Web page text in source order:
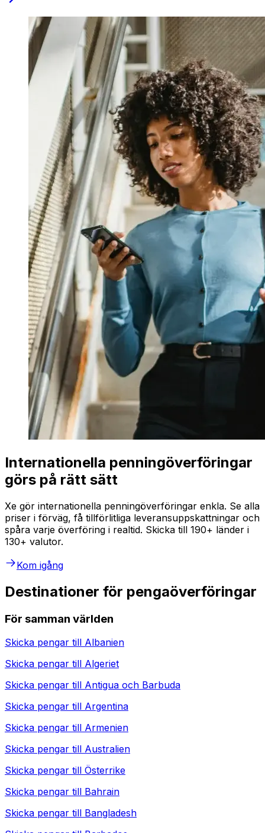
Internationella penningöverföringar
görs på rätt sätt
Xe gör internationella penningöverföringar enkla. Se alla
priser i förväg, få tillförlitliga leveransuppskattningar och
spåra varje överföring i realtid. Skicka till 190+ länder i
130+ valutor.
Kom igång
Destinationer för pengaöverföringar
För samman världen
Skicka pengar till Albanien
Skicka pengar till Algeriet
Skicka pengar till Antigua och Barbuda
Skicka pengar till Argentina
Skicka pengar till Armenien
Skicka pengar till Australien
Skicka pengar till Österrike
Skicka pengar till Bahrain
Skicka pengar till Bangladesh